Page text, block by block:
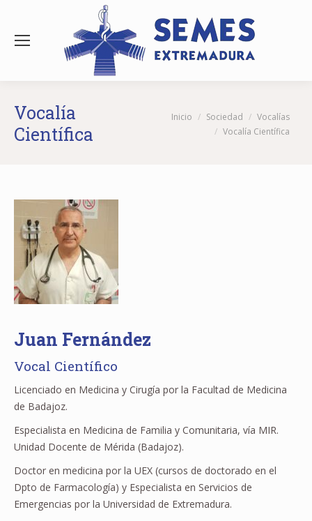
Vocalía
Científica
Estás aquí:Inicio Sociedad
Vocalías
Vocalía Científica
Juan Fernández
Vocal Científico
Licenciado en Medicina y Cirugía por la Facultad de Medicina
de Badajoz.
Especialista en Medicina de Familia y Comunitaria, vía MIR.
Unidad Docente de Mérida (Badajoz).
Doctor en medicina por la UEX (cursos de doctorado en el
Dpto de Farmacología) y Especialista en Servicios de
Emergencias por la Universidad de Extremadura.